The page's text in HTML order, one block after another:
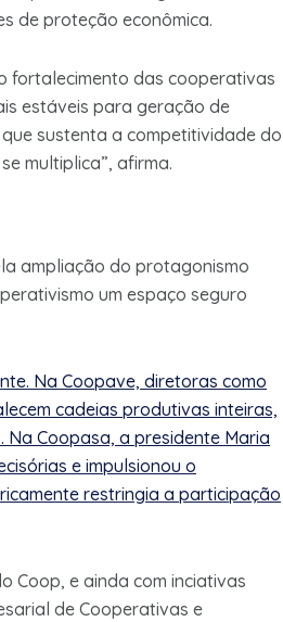
de proteção econômica.
fortalecimento das cooperativas
estáveis para geração de
sustenta a competitividade do
multiplica”, afirma.
ampliação do protagonismo
um espaço seguro
Na Coopave, diretoras como
cadeias produtivas inteiras,
Na Coopasa, a presidente Maria
e impulsionou o
restringia a participação
Coop, e ainda com inciativas
de Cooperativas e